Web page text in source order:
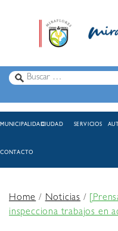
MUNICIPALIDADCIUDAD SERVICIOS
CONTACTO
Home/Noticias /
inspecciona trabajos en